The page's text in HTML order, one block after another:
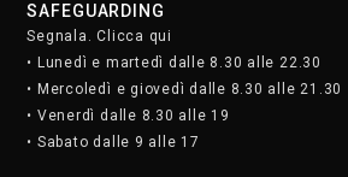
SAFEGUARDING
Segnala. Clicca qui
• Lunedì e martedì dalle 8.30 alle 22.30
• Mercoledì e giovedì dalle 8.30 alle 21.30
• Venerdì dalle 8.30 alle 19
• Sabato dalle 9 alle 17